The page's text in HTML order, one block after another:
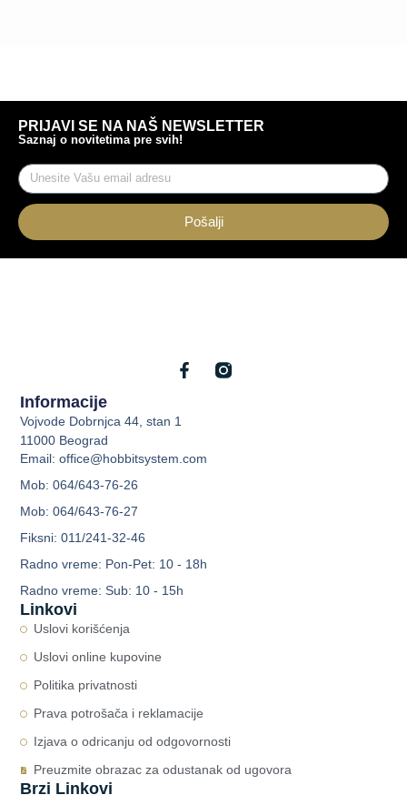
PRIJAVI SE NA NAŠ NEWSLETTER
Saznaj o novitetima pre svih!
Pošalji
Linkovi
Uslovi korišćenja
Uslovi online kupovine
Politika privatnosti
Prava potrošača i reklamacije
Izjava o odricanju od odgovornosti
Preuzmite obrazac za odustanak od ugovora
Brzi Linkovi
Informacije
Vojvode Dobrnjca 44, stan 1
11000 Beograd
Email: office@hobbitsystem.com
Mob: 064/643-76-26
Mob: 064/643-76-27
Fiksni: 011/241-32-46
Radno vreme: Pon-Pet: 10 - 18h
Radno vreme: Sub: 10 - 15h